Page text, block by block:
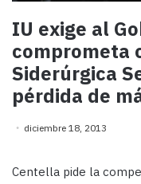
IU exige al
comprometa
Siderúrgica
pérdida de
diciembre 18, 2013
Centella pide la